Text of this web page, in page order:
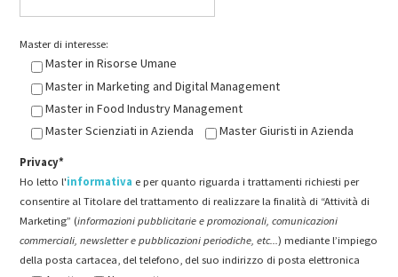
Master di interesse:
Master in Risorse Umane
Master in Marketing and Digital Management
Master in Food Industry Management
Master Scienziati in Azienda
Master Giuristi in Azienda
Privacy*
Ho letto l'informativa e per quanto riguarda i trattamenti richiesti per
consentire al Titolare del trattamento di realizzare la finalità di “Attività di
Marketing” (informazioni pubblicitarie e promozionali, comunicazioni
commerciali, newsletter e pubblicazioni periodiche, etc...) mediante l’impiego
della posta cartacea, del telefono, del suo indirizzo di posta elettronica